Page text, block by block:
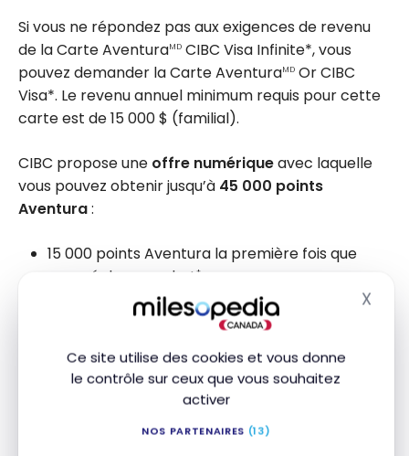
Ce site utilise des cookies et vous donne
le contrôle sur ceux que vous souhaitez
activer
NOS PARTENAIRES (13)
X
Si vous ne répondez pas aux exigences de revenu
de la Carte AventuraMD CIBC Visa Infinite*, vous
pouvez demander la Carte AventuraMD Or CIBC
Visa*. Le revenu annuel minimum requis pour cette
carte est de15 000 $ (familial).
CIBC propose une offre numériqueavec laquelle
vous pouvez obtenir jusqu’à 45 000 points
Aventura:
15 000 points Aventura la première fois que
vous réglez un achat †
30 000 points Aventura si vous dépensez
ou plus pendant la période couverte
De plus, vous pouvez bénéficier d’uneremise sur
titulaire principal(valeur de139 $)